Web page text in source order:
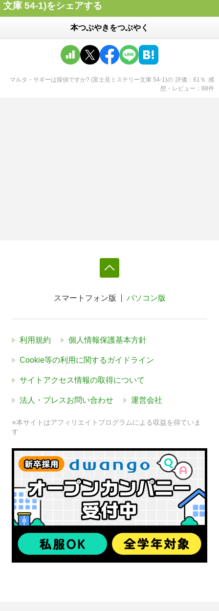
文庫 54-1)をシェアする
本つぶやきをつぶやく
マルタ・サギーは探偵ですか? (富士見ミステリー文庫 54-1)の 評価 61 ％ 感
想・レビュー
88件
スマートフォン版 パソコン版
利用規約 個人情報保護基本方針
Cookie等の利用に関するガイドライン
サイトアクセス情報の取得について
法人・プレスお問い合わせ 運営会社
※本サイトはアフィリエイトプログラムによる収益を得ていま
す